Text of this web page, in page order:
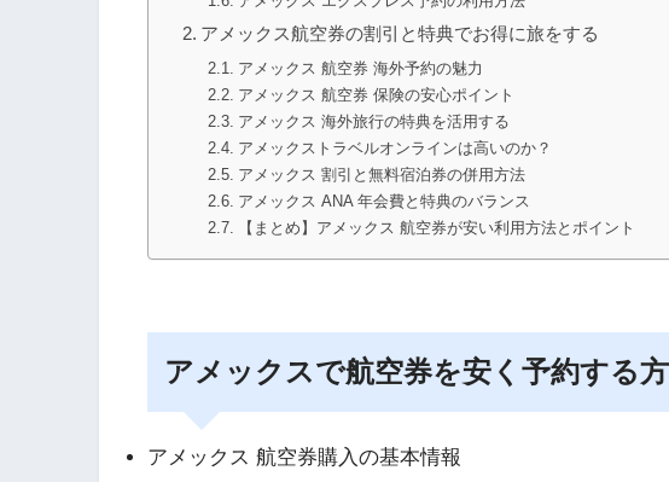
アメックス航空券の割引と特典でお得に旅をする
アメックス 航空券 海外予約の魅力
アメックス 航空券 保険の安心ポイント
アメックス 海外旅行の特典を活用する
アメックストラベルオンラインは高いのか？
アメックス 割引と無料宿泊券の併用方法
アメックス ANA 年会費と特典のバランス
【まとめ】アメックス 航空券が安い利用方法とポイント
アメックスで航空券を安く予約する
アメックス 航空券購入の基本情報